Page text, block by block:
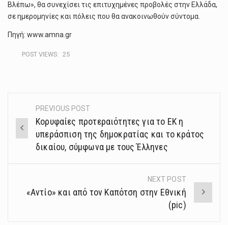
Βλέπω», θα συνεχίσει τις επιτυχημένες προβολές στην Ελλάδα,
σε ημερομηνίες και πόλεις που θα ανακοινωθούν σύντομα.
Πηγή: www.amna.gr
POST VIEWS: 25
Post
navigation
PREVIOUS POST
Kορυφαίες προτεραιότητες για το ΕΚ η
υπεράσπιση της δημοκρατίας και το κράτος
δικαίου, σύμφωνα με τους Έλληνες
NEXT POST
«Αντίο» και από τον Καπότση στην Εθνική
(pic)